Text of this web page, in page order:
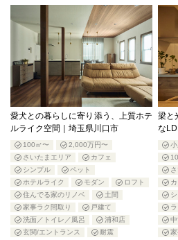
愛犬との暮らしに寄り添う、上質ホテ
ルライク空間｜埼玉県川口市
100㎡〜
2,000万円〜
さいたまエリア
カフェ
シンプル
ペット
ホテルライク
モダン
ロフト
住んでる家のリノベ
土間
家事ラク間取り
戸建て
洗面／トイレ／風呂
浦和店
玄関/エントランス
耐震
梁と
な